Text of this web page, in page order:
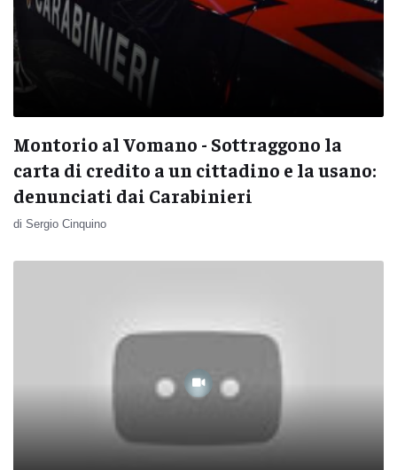
Montorio al Vomano - Sottraggono la
carta di credito a un cittadino e la usano:
denunciati dai Carabinieri
di Sergio Cinquino